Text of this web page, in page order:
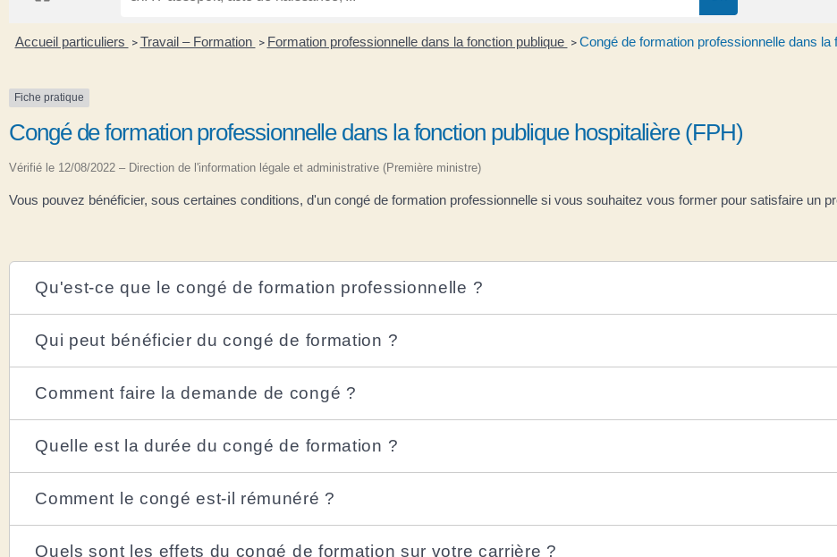
Accueil particuliers > Travail – Formation > Formation professionnelle dans la fonction publique > Congé de formation professionnelle dans
Fiche pratique
Congé de formation professionnelle dans la fonction publique hospitalière (FPH)
Vérifié le 12/08/2022 – Direction de l'information légale et administrative (Première ministre)
Vous pouvez bénéficier, sous certaines conditions, d'un congé de formation professionnelle si vous souhaitez vous former pour satisfaire un
Qu'est-ce que le congé de formation professionnelle ?
Qui peut bénéficier du congé de formation ?
Comment faire la demande de congé ?
Quelle est la durée du congé de formation ?
Comment le congé est-il rémunéré ?
Quels sont les effets du congé de formation sur votre carrière ?